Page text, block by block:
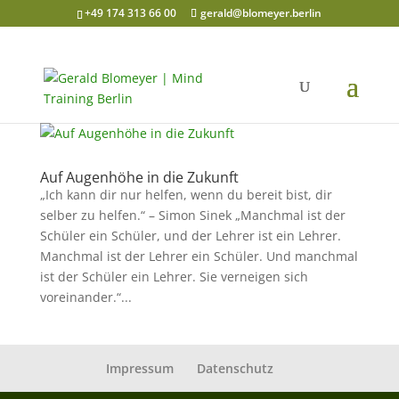
+49 174 313 66 00 gerald@blomeyer.berlin
Auf Augenhöhe in die Zukunft
„Ich kann dir nur helfen, wenn du bereit bist, dir
selber zu helfen.“ – Simon Sinek „Manchmal ist der
Schüler ein Schüler, und der Lehrer ist ein Lehrer.
Manchmal ist der Lehrer ein Schüler. Und manchmal
ist der Schüler ein Lehrer. Sie verneigen sich
voreinander.“...
Impressum Datenschutz